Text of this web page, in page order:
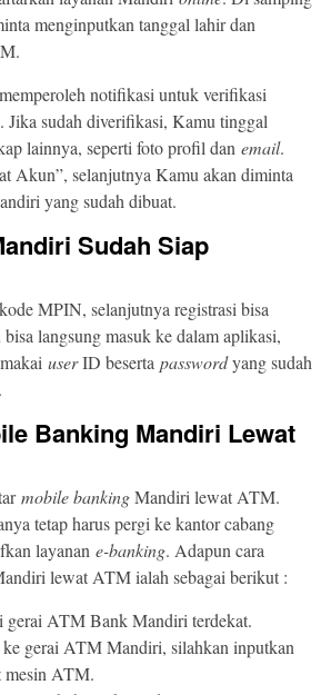
menginputkan tanggal lahir dan
notifikasi untuk verifikasi
sudah diverifikasi, Kamu tinggal
lainnya, seperti foto profil dan email.
Akun”, selanjutnya Kamu akan diminta
yang sudah dibuat.
Sudah Siap
MPIN, selanjutnya registrasi bisa
langsung masuk ke dalam aplikasi,
userID beserta passwordyang sudah
Banking Mandiri Lewat
mobile bankingMandiri lewat ATM.
tetap harus pergi ke kantor cabang
layanan e-banking. Adapun cara
lewat ATM ialah sebagai berikut :
gerai ATM Bank Mandiri terdekat.
ke gerai ATM Mandiri, silahkan inputkan
ATM.